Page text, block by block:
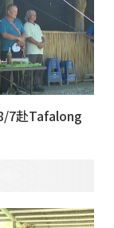
7赴Tafalong